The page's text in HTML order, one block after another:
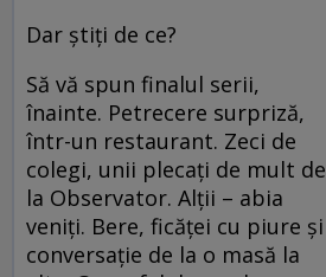
Dar ştiţi de ce?
Să vă spun finalul serii,
înainte. Petrecere surpriză,
într-un restaurant. Zeci de
colegi, unii plecaţi de mult de
la Observator. Alţii – abia
veniţi. Bere, ficăţei cu piure şi
conversaţie de la o masă la